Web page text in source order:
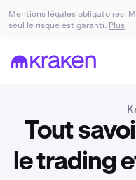
Mentions légales obligatoires:
seul le risque est garanti. Plus
Tout
le trading